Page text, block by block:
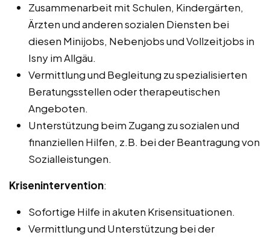
Zusammenarbeit mit Schulen, Kindergärten,
Ärzten und anderen sozialen Diensten bei
diesen Minijobs, Nebenjobs und Vollzeitjobs in
Isny im Allgäu.
Vermittlung und Begleitung zu spezialisierten
Beratungsstellen oder therapeutischen
Angeboten.
Unterstützung beim Zugang zu sozialen und
finanziellen Hilfen, z.B. bei der Beantragung von
Sozialleistungen.
Krisenintervention:
Sofortige Hilfe in akuten Krisensituationen.
Vermittlung und Unterstützung bei der